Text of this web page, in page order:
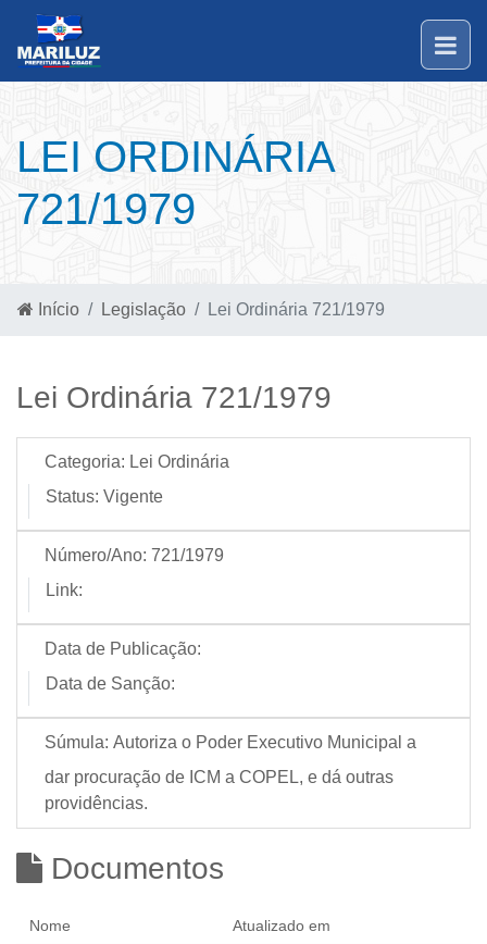
LEI ORDINÁRIA
721/1979
Início Legislação Lei Ordinária 721/1979
Lei Ordinária 721/1979
Categoria: Lei Ordinária
Status: Vigente
Número/Ano: 721/1979
Link:
Data de Publicação:
Data de Sanção:
Súmula: Autoriza o Poder Executivo Municipal a
dar procuração de ICM a COPEL, e dá outras
providências.
Documentos
Nome Atualizado em